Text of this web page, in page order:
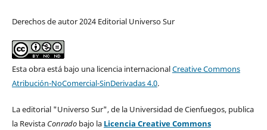
Derechos de autor 2024 Editorial Universo Sur
Esta obra está bajo una licencia internacionalCreative Commons
Atribución-NoComercial-SinDerivadas 4.0.
La editorial "Universo Sur", de la Universidad de Cienfuegos, publica
la Revista Conradobajo la Licencia Creative Commons